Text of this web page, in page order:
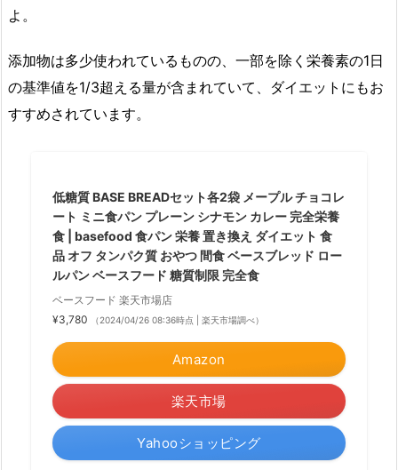
よ。
添加物は多少使われているものの、一部を除く栄養素の1日
の基準値を1/3超える量が含まれていて、ダイエットにもお
すすめされています。
低糖質 BASE BREADセット各2袋 メープル チョコレ
ート ミニ食パン プレーン シナモン カレー 完全栄養
食 | basefood 食パン 栄養 置き換え ダイエット 食
品 オフ タンパク質 おやつ 間食 ベースブレッド ロー
ルパン ベースフード 糖質制限 完全食
ベースフード 楽天市場店
¥3,780
（2024/04/26 08:36時点 | 楽天市場調べ）
Amazon
楽天市場
Yahooショッピング